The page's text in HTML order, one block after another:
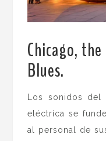
Chicago,
Blues.
Los sonidos del
eléctrica se
al personal de